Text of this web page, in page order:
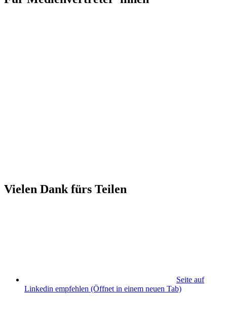
Vielen Dank fürs Teilen
Seite auf
Linkedin empfehlen (Öffnet in einem neuen Tab)